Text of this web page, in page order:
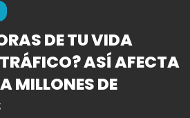
DE TU VIDA
TRÁFICO? ASÍ AFECTA
MILLONES DE